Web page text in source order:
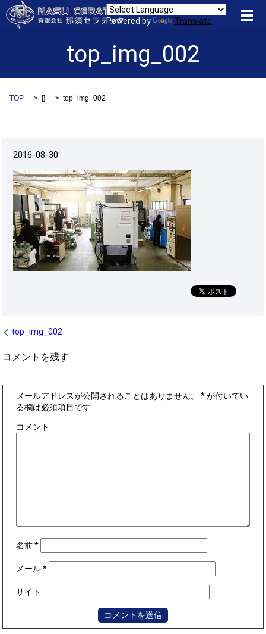
Powered by Translate メ
top_img_002
TOP [] top_img_002
2016-08-30
top_img_002
コメントを残す
メールアドレスが公開されることはありません。 *が付いてい
る欄は必須項目です
コメント
名前*
メール*
サイト